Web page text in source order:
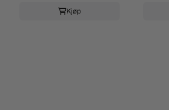
Kjøp